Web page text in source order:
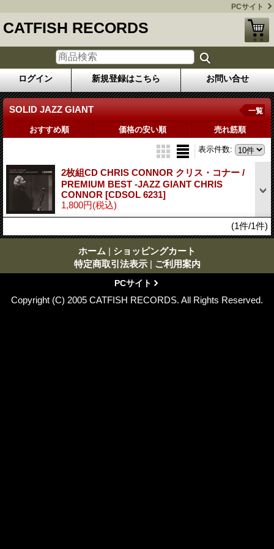
PCサイト
CATFISH RECORDS
ログイン 新規登録はこちら お問い合せ
SOLID JAZZ GIANT 一覧
おすすめ順 価格の安い順 売れ筋順
表示件数:
2枚組CD CHRIS CONNOR クリス・コナー /
PREMIUM BEST -JAZZ GIANT CHRIS
CONNOR [CDSOL 6231]
1,800円(税込)
(1件/1件)
ホーム | ショッピングカート
特定商取引法表示 | ご利用案内
PCサイト
Copyright (C) 2005 CATFISH RECORDS. All Rights Reserved.